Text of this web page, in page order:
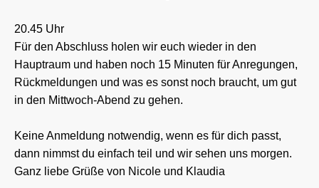
20.45 Uhr
Für den Abschluss holen wir euch wieder in den
Hauptraum und haben noch 15 Minuten für Anregungen,
Rückmeldungen und was es sonst noch braucht, um gut
in den Mittwoch-Abend zu gehen.
Keine Anmeldung notwendig, wenn es für dich passt,
dann nimmst du einfach teil und wir sehen uns morgen.
Ganz liebe Grüße von Nicole und Klaudia